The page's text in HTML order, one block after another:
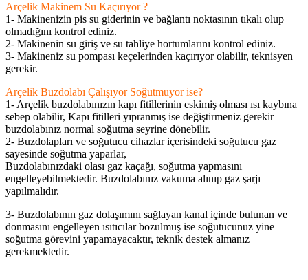
Arçelik Makinem Su Kaçırıyor ?
1- Makinenizin pis su giderinin ve bağlantı noktasının tıkalı olup
olmadığını kontrol ediniz.
2- Makinenin su giriş ve su tahliye hortumlarını kontrol ediniz.
3- Makineniz su pompası keçelerinden kaçırıyor olabilir, teknisyen
gerekir.
Arçelik Buzdolabı Çalışıyor Soğutmuyor ise?
1- Arçelik buzdolabınızın kapı fitillerinin eskimiş olması ısı kaybına
sebep olabilir, Kapı fitilleri yıpranmış ise değiştirmeniz gerekir
buzdolabınız normal soğutma seyrine dönebilir.
2- Buzdolapları ve soğutucu cihazlar içerisindeki soğutucu gaz
sayesinde soğutma yaparlar,
Buzdolabınızdaki olası gaz kaçağı, soğutma yapmasını
engelleyebilmektedir. Buzdolabınız vakuma alınıp gaz şarjı
yapılmalıdır.
3- Buzdolabının gaz dolaşımını sağlayan kanal içinde bulunan ve
donmasını engelleyen ısıtıcılar bozulmuş ise soğutucunuz yine
soğutma görevini yapamayacaktır, teknik destek almanız
gerekmektedir.